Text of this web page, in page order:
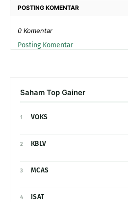
POSTING KOMENTAR
0 Komentar
Posting Komentar
Saham Top Gainer
1 VOKS
2 KBLV
3 MCAS
4 ISAT